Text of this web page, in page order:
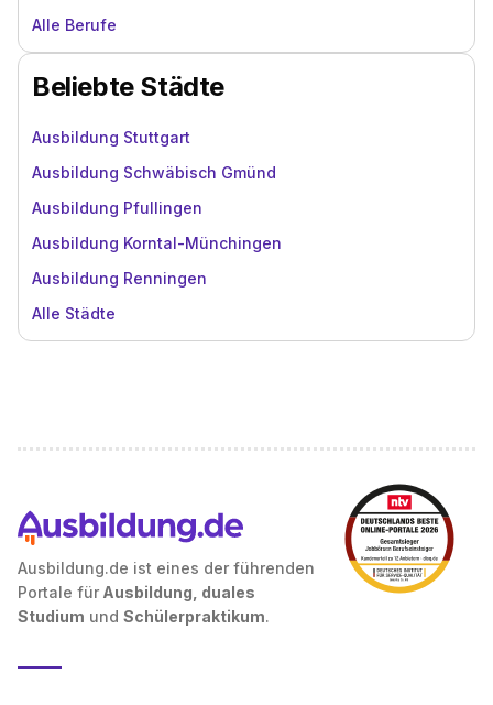
Alle Berufe
Beliebte Städte
Ausbildung Stuttgart
Ausbildung Schwäbisch Gmünd
Ausbildung Pfullingen
Ausbildung Korntal-Münchingen
Ausbildung Renningen
Alle Städte
Ausbildung.de ist eines der führenden
Portale für Ausbildung, duales
Studium und Schülerpraktikum.